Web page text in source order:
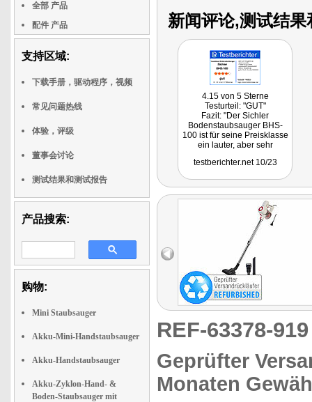
全部 产品
配件 产品
支持区域:
下载手册，驱动程序，视频
常见问题热线
体验，评级
董事会讨论
测试结果和测试报告
产品搜索:
购物:
Mini Staubsauger
Akku-Mini-Handstaubsauger
Akku-Handstaubsauger
Akku-Zyklon-Hand- &
Boden-Staubsauger mit
新闻评论,测试结果
4.15 von 5 Sterne
Testurteil: "GUT"
Fazit: "Der Sichler
Bodenstaubsauger BHS-
100 ist für seine Preisklasse
ein lauter, aber sehr
Staubsauger, welcher auch
testberichter.net 10/23
REF-63378-
Geprüfter
Monaten